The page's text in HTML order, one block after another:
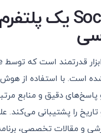
است. با استفاده از هوش
دقیق و منابع
تاریخ را پشتیبانی
و مقالات تخصصی،